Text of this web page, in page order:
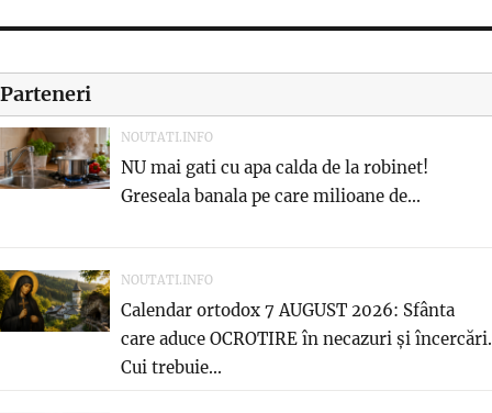
Parteneri
NOUTATI.INFO
NU mai gati cu apa calda de la robinet!
Greseala banala pe care milioane de...
NOUTATI.INFO
Calendar ortodox 7 AUGUST 2026: Sfânta
care aduce OCROTIRE în necazuri și încercări.
Cui trebuie...